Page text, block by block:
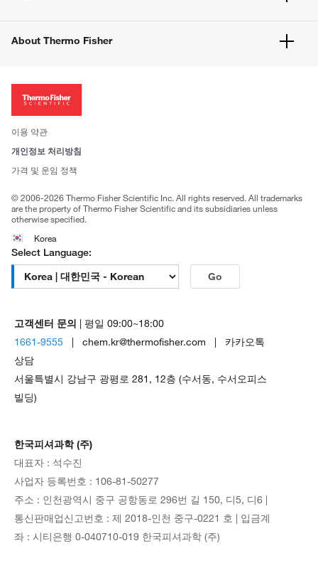
웹사이트 개선사항
About Thermo Fisher
투자자
사회적 책임
브랜드
이용 약관
개인정보 처리방침
가격 및 운임 정책
© 2006-2026 Thermo Fisher Scientific Inc. All rights reserved. All trademarks
are the property of Thermo Fisher Scientific and its subsidiaries unless
otherwise specified.
Korea
Select Language:
Go
고객센터 문의
| 평일 09:00~18:00
1661-9555 | chem.kr@thermofisher.com | 카카오톡
상담
서울특별시 강남구 광평로 281, 12층 (수서동, 수서오피스
빌딩)
한국피셔과학 (주)
대표자 : 석수진
사업자 등록번호 : 106-81-50277
주소 : 인천광역시 중구 공항동로 296번 길 150, 디5, 디6 |
통신판매업신고번호 : 제 2018-인천 중구-0221 호 | 입금계
좌 : 시티은행 0-040710-019 한국피셔과학 (주)